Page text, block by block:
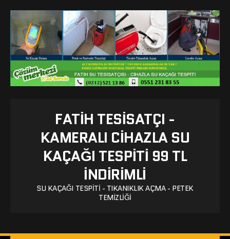
FATIH TESISATÇI -
KAMERALI CIHAZLA SU
KAÇAĞI TESPITI 99 TL
İNDİRİMLİ
SU KAÇAĞI TESPITI - TIKANIKLIK AÇMA - PETEK
TEMIZLIĞI